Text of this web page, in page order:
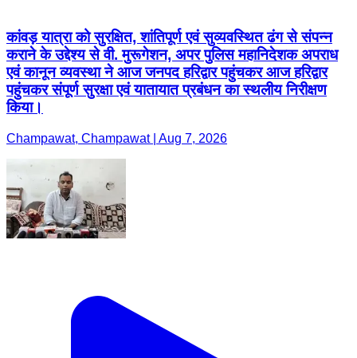
कांवड़ यात्रा को सुरक्षित, शांतिपूर्ण एवं सुव्यवस्थित ढंग से संपन्न
कराने के उद्देश्य से वी. मुरूगेशन, अपर पुलिस महानिदेशक अपराध
एवं कानून व्यवस्था ने आज जनपद हरिद्वार पहुंचकर आज हरिद्वार
पहुंचकर संपूर्ण सुरक्षा एवं यातायात प्रबंधन का स्थलीय निरीक्षण
किया।
Champawat, Champawat | Aug 7, 2026